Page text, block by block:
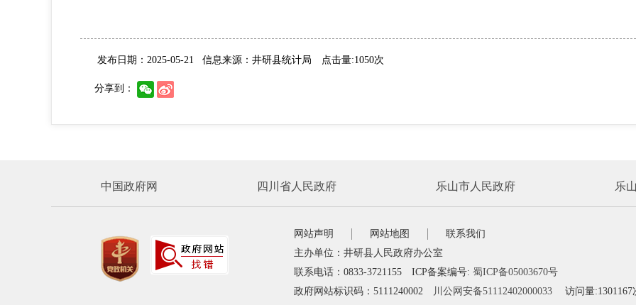
发布日期：2025-05-21 信息来源：井研县统计局 点击量:1050次
分享到：
中国政府网 四川省人民政府 乐山市人民政府 乐
网站声明 网站地图
联系我们
主办单位：井研县人民政府办公室
联系电话：0833-3721155 ICP备案编号: 蜀ICP备05003670号
政府网站标识码：5111240002
川公网安备51112402000033 访问量:1301167